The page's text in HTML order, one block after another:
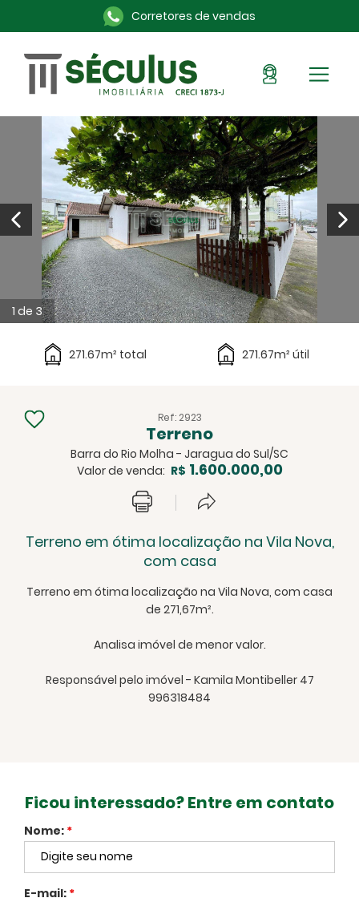
Corretores de vendas
Sou Cliente
Pronto para morar
Imóveis na planta
Alugue aqui
Blog
Anuncie seu imóvel
Sobre a Séculus
Contato
1 de 3
271.67m² total 271.67m² útil
Ref: 2923
Terreno
Barra do Rio Molha - Jaragua do Sul/SC
Valor de venda: R$ 1.600.000,00
Terreno em ótima localização na Vila Nova,
com casa
Terreno em ótima localização na Vila Nova, com casa
de 271,67m².
Analisa imóvel de menor valor.
Responsável pelo imóvel - Kamila Montibeller 47
996318484
Ficou interessado? Entre em contato
Nome: *
E-mail: *